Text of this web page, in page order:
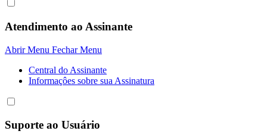
Atendimento ao Assinante
Abrir Menu Fechar Menu
Central do Assinante
Informaçôes sobre sua Assinatura
Suporte ao Usuário